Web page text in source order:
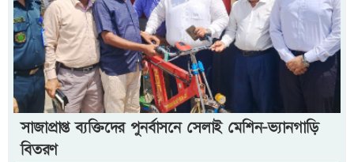
সাজাপ্রাপ্ত ব্যক্তিদের পুনর্বাসনে সেলাই মেশিন-ভ্যানগাড়ি
বিতরণ